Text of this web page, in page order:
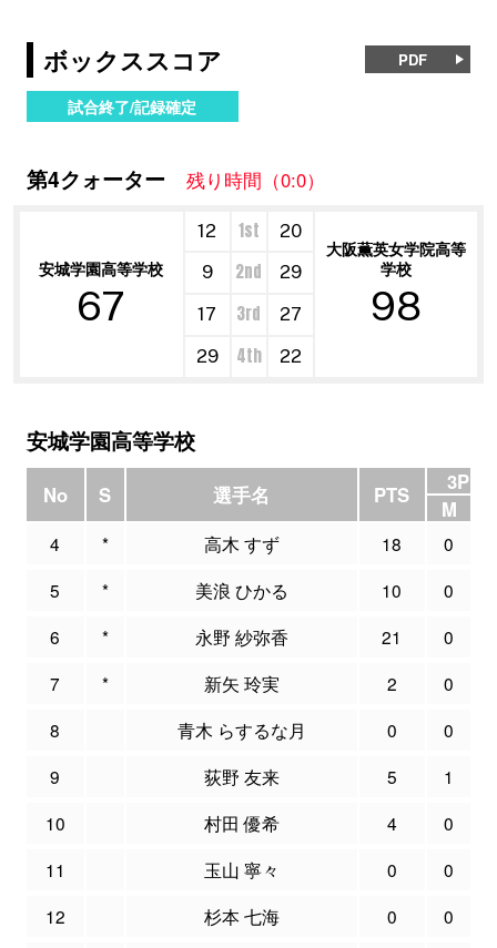
ボックススコア PDF
試合終了/記録確定
第4クォーター 残り時間（0:0）
安城学園高等学校
67
12 1st 20
大阪薫英女学院高等
学校
98
9 2nd
29
17
3rd
27
29
4th 22
安城学園高等学校
No S 選手名 PTS
3P
M
4 * 高木 すず 18 0
5
* 美浪 ひかる 10 0
6
* 永野 紗弥香 21 0
7
* 新矢 玲実 2 0
8
青木 らするな月 0 0
9
荻野 友来 5 1
10
村田 優希 4 0
11
玉山 寧々 0 0
12
杉本 七海 0 0